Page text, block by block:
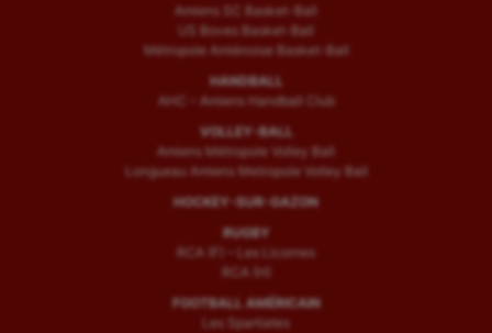
Amiens SC Basket-Ball
US Boves Basket-Ball
Métropole Amiénoise Basket-Ball
HANDBALL
AHC – Amiens Handball Club
VOLLEY-BALL
Amiens Métropole Volley Ball
Longueau Amiens Metropole Volley Ball
HOCKEY-SUR-GAZON
RUGBY
RCA (F) – Les Licornes
RCA (H)
FOOTBALL AMÉRICAIN
Les Spartiates